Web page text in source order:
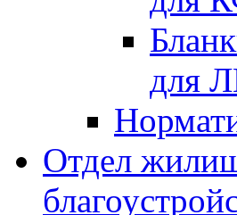
для
Отдел